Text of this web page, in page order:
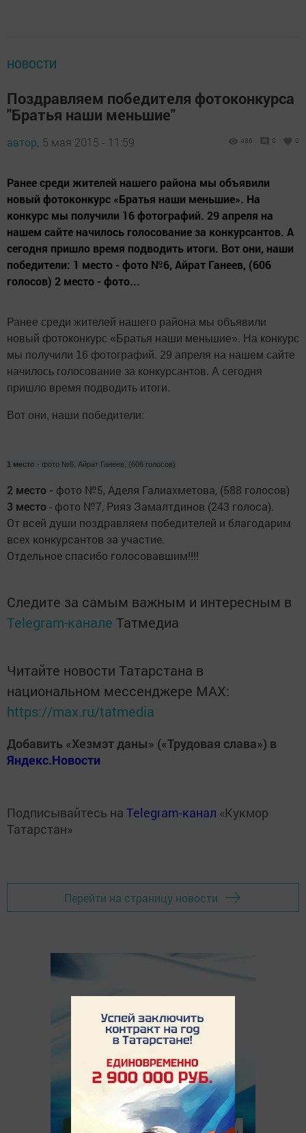
НОВОСТИ
Поздравляем победителя фотоконкурса
"Братья наши меньшие"
автор, 5 мая 2015 - 11:59 486 0 0
Ранее среди жителей нашего района мы объявили
новый фотоконкурс «Братья наши меньшие». На
конкурс мы получили 16 фотографий. 29 апреля на
нашем сайте начилось голосование за конкурсантов. А
сегодня пришло время подводить итоги. Вот они, наши
победители: 1 место - фото №6, Айрат Ганеев, (606
голосов) 2 место - фото...
Ранее среди жителей нашего района мы объявили
новый фотоконкурс «Братья наши меньшие». На конкурс
мы получили 16 фотографий. 29 апреля на нашем сайте
начилось голосование за конкурсантов. А сегодня
пришло время подводить итоги.
Вот они, наши победители:
1 место - фото №6, Айрат Ганеев, (606 голосов)
2 место - фото №5, Аделя Галиахметова, (588 голосов)
3 место- фото №7, Рияз Замалтдинов (243 голоса).
От всей души поздравляем победителей и благодарим
всех конкурсантов за участие.
Отдельное спасибо голосовавшим!!!!
Следите за самым важным и интересным в
Telegram-канале Татмедиа
Читайте новости Татарстана в
национальном мессенджере MАХ:
https://max.ru/tatmedia
Добавить «Хезмэт даны» («Трудовая слава») в
Яндекс.Новости
Подписывайтесь на Telegram-канал «Кукмор
Татарстан»
Перейти на страницу новости